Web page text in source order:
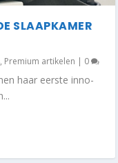
SLAAPKAMER
, Premium artikelen | 0
haar eerste inno-